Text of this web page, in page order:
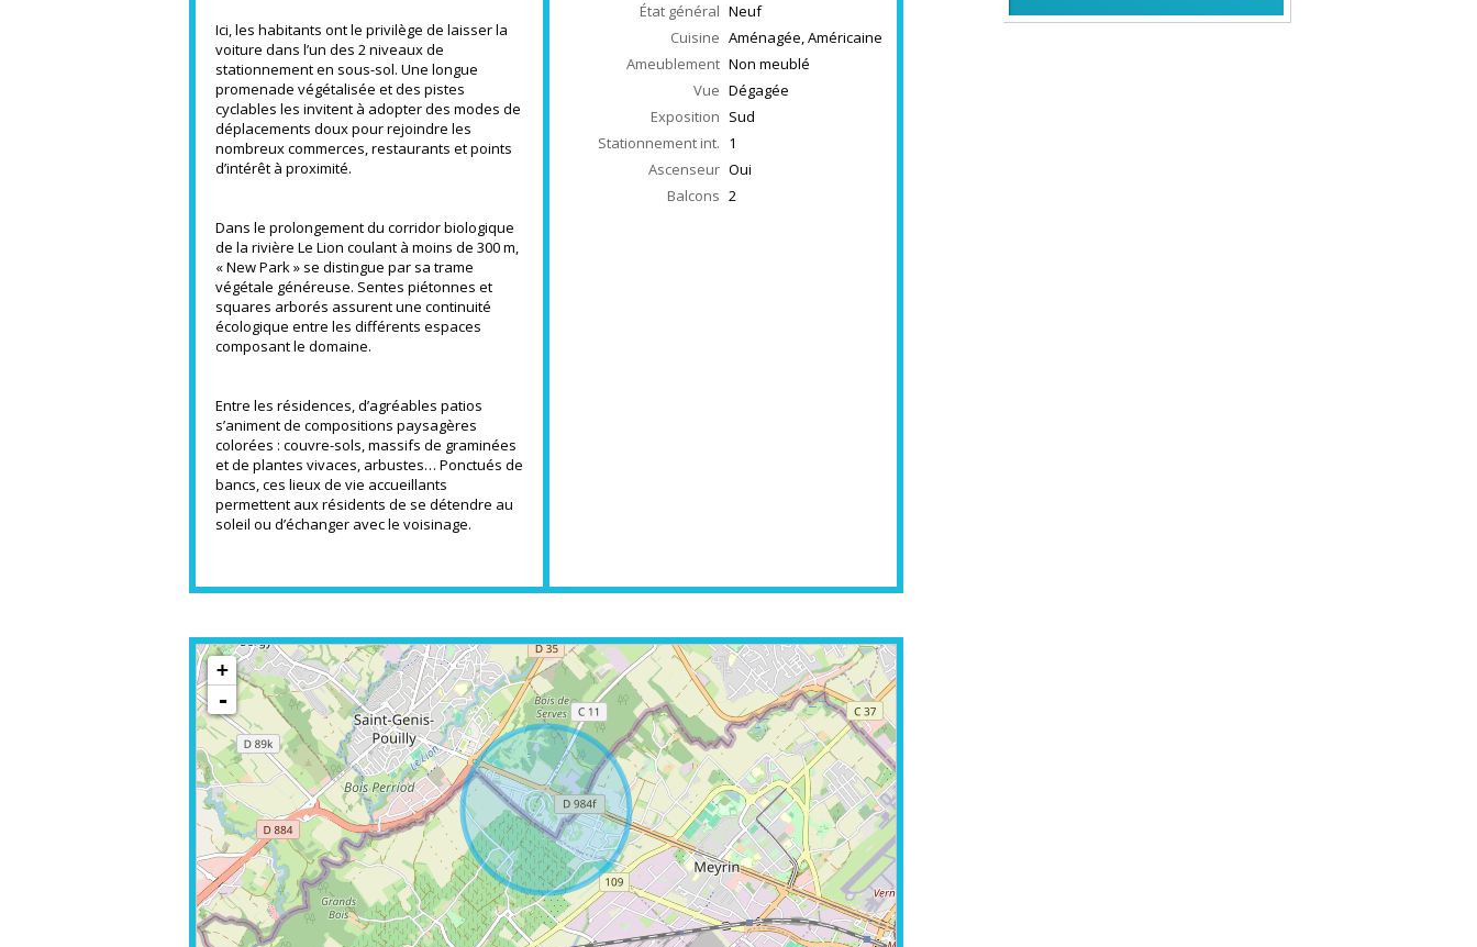
Ici, les habitants ont le privilège de laisser la
voiture dans l’un des 2 niveaux de
stationnement en sous-sol. Une longue
promenade végétalisée et des pistes
cyclables les invitent à adopter des modes de
déplacements doux pour rejoindre les
nombreux commerces, restaurants et points
d’intérêt à proximité.
Dans le prolongement du corridor biologique
de la rivière Le Lion coulant à moins de 300 m,
« New Park » se distingue par sa trame
végétale généreuse. Sentes piétonnes et
squares arborés assurent une continuité
écologique entre les différents espaces
composant le domaine.
Entre les résidences, d’agréables patios
s’animent de compositions paysagères
colorées : couvre-sols, massifs de graminées
et de plantes vivaces, arbustes… Ponctués de
bancs, ces lieux de vie accueillants
permettent aux résidents de se détendre au
soleil ou d’échanger avec le voisinage.
État général Neuf
Cuisine Aménagée, Américaine
Ameublement Non meublé
Vue Dégagée
Exposition Sud
Stationnement int. 1
Ascenseur Oui
Balcons 2
+
-